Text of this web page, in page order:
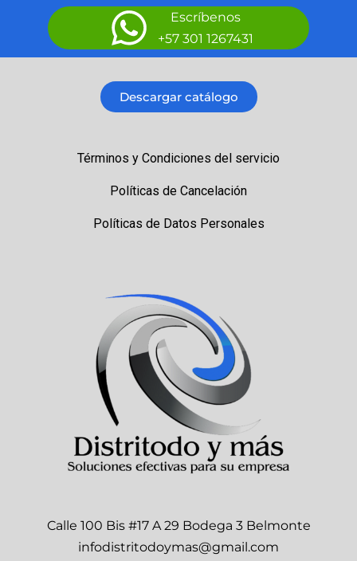
Escríbenos
+57 301 1267431
Descargar catálogo
Términos y Condiciones del servicio
Políticas de Cancelación
Políticas de Datos Personales
Calle 100 Bis #17 A 29 Bodega 3 Belmonte
infodistritodoymas@gmail.com